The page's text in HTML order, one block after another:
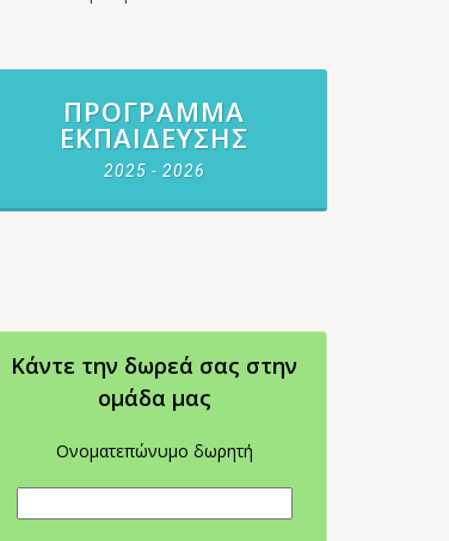
ΠΡΌΓΡΑΜΜΑ
ΕΚΠΑΊΔΕΥΣΗΣ
2025 - 2026
Κάντε την δωρεά σας στην
oμάδα μας
Ονοματεπώνυμο δωρητή